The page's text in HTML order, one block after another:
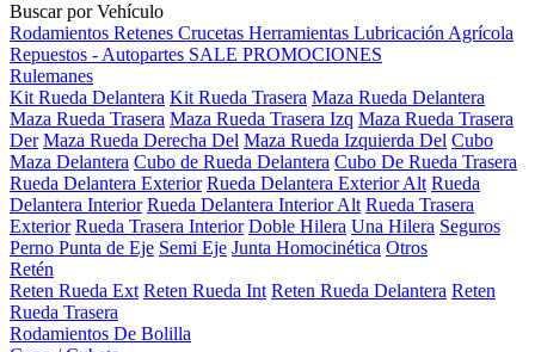
Buscar por Vehículo
Rodamientos Retenes Crucetas Herramientas Lubricación Agrícola
Repuestos - Autopartes SALE PROMOCIONES
Rulemanes
Kit Rueda Delantera Kit Rueda Trasera Maza Rueda Delantera
Maza Rueda Trasera Maza Rueda Trasera Izq Maza Rueda Trasera
Der Maza Rueda Derecha Del Maza Rueda Izquierda Del Cubo
Maza Delantera Cubo de Rueda Delantera Cubo De Rueda Trasera
Rueda Delantera Exterior Rueda Delantera Exterior Alt Rueda
Delantera Interior Rueda Delantera Interior Alt Rueda Trasera
Exterior Rueda Trasera Interior Doble Hilera Una Hilera Seguros
Perno Punta de Eje Semi Eje Junta Homocinética Otros
Retén
Reten Rueda Ext Reten Rueda Int Reten Rueda Delantera Reten
Rueda Trasera
Rodamientos De Bolilla